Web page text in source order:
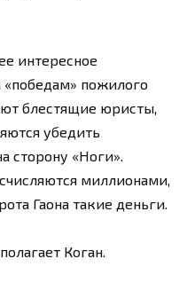
интересное
пожилого
блестящие юристы,
убедить
сторону «Ноги».
миллионами,
Гаона такие деньги.
Коган.